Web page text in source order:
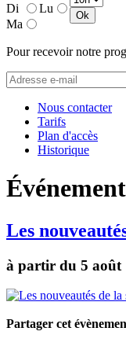
Di
Lu
Ma
Pour recevoir notre
Nous contacter
Tarifs
Plan d'accès
Historique
Les
à partir du 5 août
Partager cet